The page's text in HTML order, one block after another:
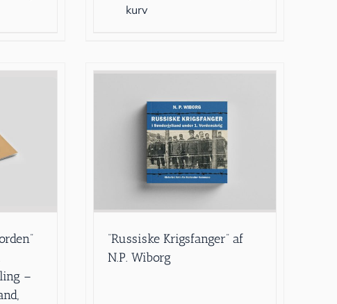
kurv
–
“Russiske Krigsfanger” af
N.P. Wiborg